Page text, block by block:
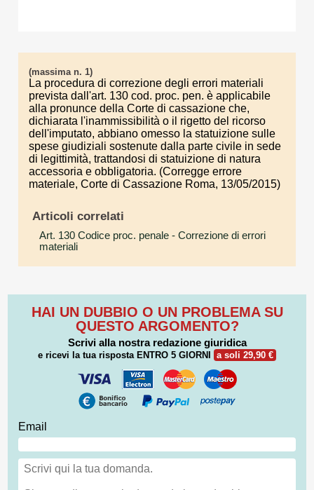
(massima n. 1)
La procedura di correzione degli errori materiali
prevista dall'art. 130 cod. proc. pen. è applicabile
alla pronunce della Corte di cassazione che,
dichiarata l'inammissibilità o il rigetto del ricorso
dell'imputato, abbiano omesso la statuizione sulle
spese giudiziali sostenute dalla parte civile in sede
di legittimità, trattandosi di statuizione di natura
accessoria e obbligatoria. (Corregge errore
materiale, Corte di Cassazione Roma, 13/05/2015)
Articoli correlati
Art. 130 Codice proc. penale - Correzione di errori
materiali
HAI UN DUBBIO O UN PROBLEMA SU
QUESTO ARGOMENTO?
Scrivi alla nostra redazione giuridica
e ricevi la tua risposta ENTRO 5 GIORNI a soli 29,90 €
Email